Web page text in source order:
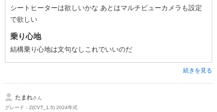
シートヒーターは欲しいかな あとはマルチビューカメラも設定
で欲しい
乗り心地
結構乗り心地は文句なしこれでいいのだ
続きを見る
たまれさん
グレード：Z(CVT_1.5) 2024年式